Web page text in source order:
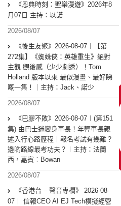
《恩典時刻：聖樂漫遊》2026年8
月07日 主持：以諾
2026/08/07
《後生友聚》2026-08-07︱【第
272集】《蜘蛛俠：英雄重生》絕對
主觀 觀後感（少少劇透）！Tom
Holland 版本以來 最似漫畫、最好睇
嘅一集！｜主持：Jack、諾少
2026/08/07
《巴膠不敗》2026-08-07︱(第151
集) 由巴士迷變身車長！年輕車長親
述入行心路歷程｜報名考試有幾難？
邊啲路線最考功夫？︱主持：法蘭
西，嘉賓︰Bowan
2026/08/07
《香港台 – 聲音專欄》 2026-08-
07｜ 信報CEO AI EJ Tech模擬經營